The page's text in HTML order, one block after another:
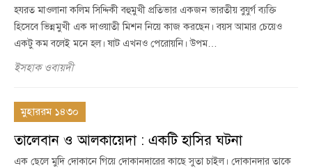
হযরত মাওলানা কলিম সিদ্দিকী বহুমুখী প্রতিভার একজন ভারতীয় বুযুর্গ ব্যক্তি
হিসেবে ভিন্নমুখী এক দাওয়াতী মিশন নিয়ে কাজ করছেন। বয়স আমার চেয়েও
একটু কম বলেই মনে হল। ষাট এখনও পেরোয়নি। উপম…
ইসহাক ওবায়দী
মুহাররম ১৪৩০
তালেবান ও আলকায়েদা : একটি হাসির ঘটনা
এক ছেলে মুদি দোকানে গিয়ে দোকানদারের কাছে সুতা চাইল। দোকানদার তাকে